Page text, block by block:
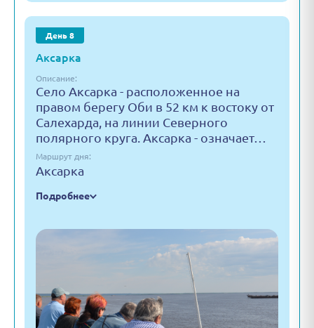
День 8
Аксарка
Описание:
Село Аксарка - расположенное на
правом берегу Оби в 52 км к востоку от
Салехарда, на линии Северного
полярного круга. Аксарка - означает…
Маршрут дня:
Аксарка
Подробнее